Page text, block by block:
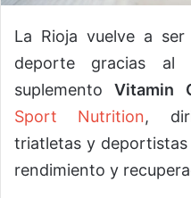
La Rioja vuelve a
deporte gracias al
suplementoVitamin
Sport Nutrition,
triatletas y deportistas
rendimiento y